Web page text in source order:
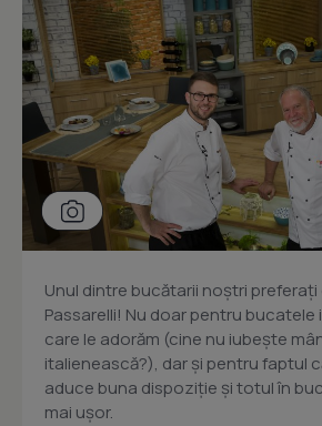
Unul dintre bucătarii noștri
Passarelli! Nu doar pentru bucatele
care le adorăm (cine nu iubește
italienească?), dar și pentru faptul
aduce buna dispoziție și totul în
mai ușor.